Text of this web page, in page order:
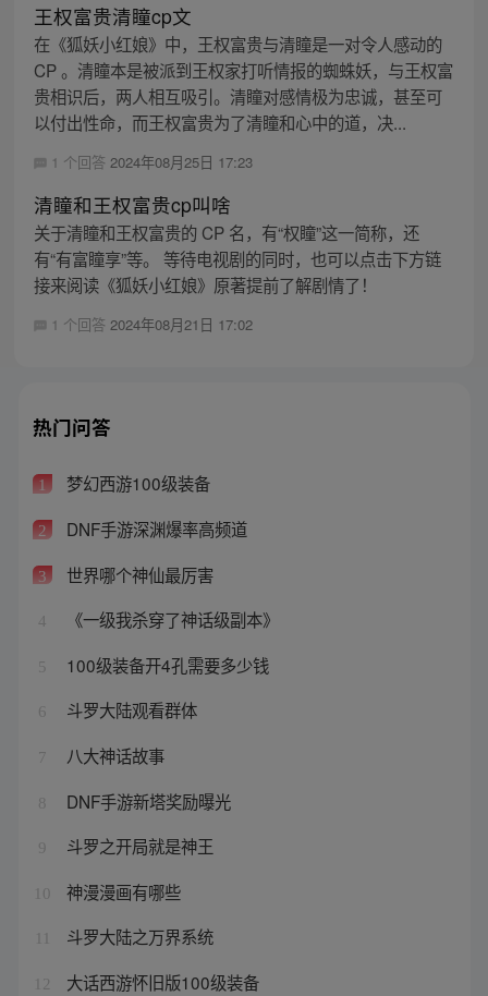
王权富贵清瞳cp文
在《狐妖小红娘》中，王权富贵与清瞳是一对令人感动的
CP 。清瞳本是被派到王权家打听情报的蜘蛛妖，与王权富
贵相识后，两人相互吸引。清瞳对感情极为忠诚，甚至可
以付出性命，而王权富贵为了清瞳和心中的道，决...
1 个回答 2024年08月25日 17:23
清瞳和王权富贵cp叫啥
关于清瞳和王权富贵的 CP 名，有“权瞳”这一简称，还
有“有富瞳享”等。 等待电视剧的同时，也可以点击下方链
接来阅读《狐妖小红娘》原著提前了解剧情了！
1 个回答 2024年08月21日 17:02
热门问答
1 梦幻西游100级装备
2 DNF手游深渊爆率高频道
3 世界哪个神仙最厉害
4 《一级我杀穿了神话级副本》
5 100级装备开4孔需要多少钱
6 斗罗大陆观看群体
7 八大神话故事
8 DNF手游新塔奖励曝光
9 斗罗之开局就是神王
10 神漫漫画有哪些
斗罗大陆之万界系统
12 大话西游怀旧版100级装备